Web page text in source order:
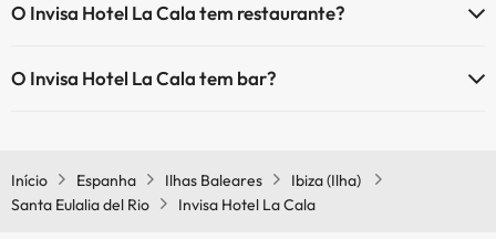
O Invisa Hotel La Cala tem restaurante?
O Invisa Hotel La Cala tem bar?
Início Espanha Ilhas Baleares
Ibiza (Ilha)
Santa Eulalia del Rio
Invisa Hotel La Cala